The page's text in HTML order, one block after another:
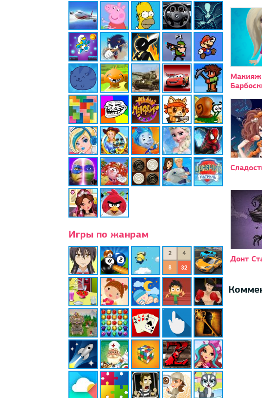
Игры по жанрам
Донт